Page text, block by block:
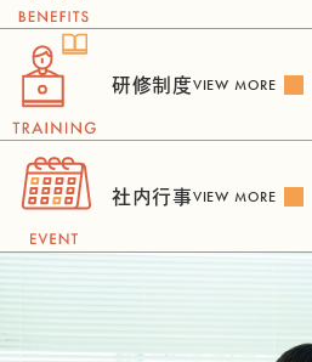
研修制度VIEW MORE
社内行事VIEW MORE